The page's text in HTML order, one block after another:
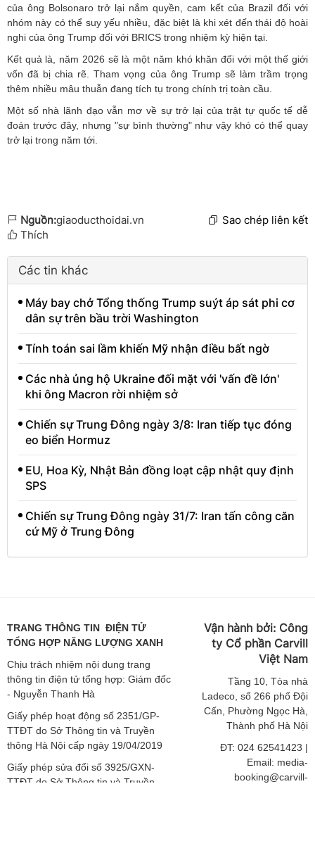
của ông Bolsonaro trở lại nắm quyền, cam kết của Brazil đối với
nhóm này có thể suy yếu nhiều, đặc biệt là khi xét đến thái độ hoài
nghi của ông Trump đối với BRICS trong nhiệm kỳ hiện tại.
Kết quả là, năm 2026 sẽ là một năm khó khăn đối với một thế giới
vốn đã bị chia rẽ. Tham vọng của ông Trump sẽ làm trầm trọng
thêm nhiều mâu thuẫn đang tích tụ trong chính trị toàn cầu.
Một số nhà lãnh đạo vẫn mơ về sự trở lại của trật tự quốc tế dễ
đoán trước đây, nhưng "sự bình thường" như vậy khó có thể quay
trở lại trong năm tới.
Nguồn:giaoducthoidai.vn
Sao chép liên kết
Thích
Các tin khác
Máy bay chở Tổng thống Trump suýt áp sát phi cơ
dân sự trên bầu trời Washington
Tính toán sai lầm khiến Mỹ nhận điều bất ngờ
Các nhà ủng hộ Ukraine đối mặt với 'vấn đề lớn'
khi ông Macron rời nhiệm sở
Chiến sự Trung Đông ngày 3/8: Iran tiếp tục đóng
eo biển Hormuz
EU, Hoa Kỳ, Nhật Bản đồng loạt cập nhật quy định
SPS
Chiến sự Trung Đông ngày 31/7: Iran tấn công căn
cứ Mỹ ở Trung Đông
TRANG THÔNG TIN ĐIỆN TỬ
TỔNG HỢP NĂNG LƯỢNG XANH
Chịu trách nhiệm nội dung trang
thông tin điện tử tổng hợp: Giám đốc
- Nguyễn Thanh Hà
Giấy phép hoạt động số 2351/GP-
TTĐT do Sở Thông tin và Truyền
thông Hà Nội cấp ngày 19/04/2019
Giấy phép sửa đổi số 3925/GXN-
TTĐT do Sở Thông tin và Truyền
Vận hành bởi: Công
ty Cổ phần Carvill
Việt Nam
Tầng 10, Tòa nhà
Ladeco, số 266 phố Đội
Cấn, Phường Ngọc Hà,
Thành phố Hà Nội
ĐT: 024 62541423 |
Email: media-
booking@carvill-